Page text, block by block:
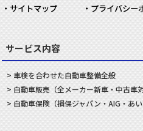
サイトマップ
プライバシー
サービス内容
車検を合わせた自動車整備全般
自動車販売 （全メーカー新車・中古車
自動車保険（損保ジャパン・AIG・あい